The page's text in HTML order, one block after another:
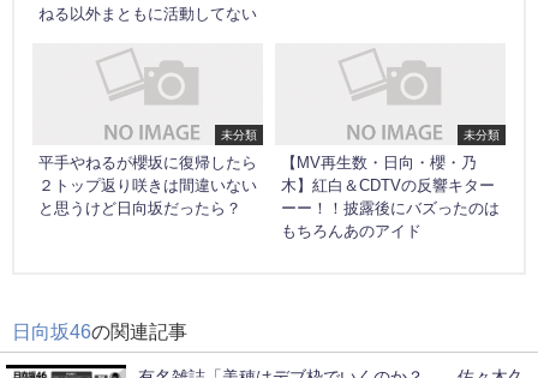
ねる以外まともに活動してない
未分類
平手やねるが櫻坂に復帰したら
２トップ返り咲きは間違いない
と思うけど日向坂だったら？
未分類
【MV再生数・日向・櫻・乃
木】紅白＆CDTVの反響キター
ーー！！披露後にバズったのは
もちろんあのアイド
日向坂46の関連記事